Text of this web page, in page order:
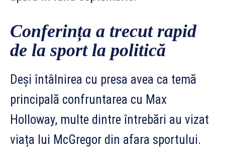
Conferința a trecut rapid
de la sport la politică
Deși întâlnirea cu presa avea ca temă
principală confruntarea cu Max
Holloway, multe dintre întrebări au vizat
viața lui McGregor din afara sportului.